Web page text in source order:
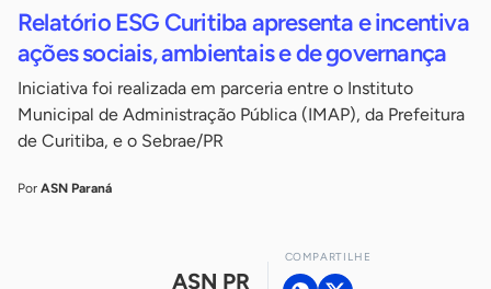
Notícias
Relatório ESG Curitiba apresenta e incentiva
ações sociais, ambientais e de governança
Iniciativa foi realizada em parceria entre o Instituto
Municipal de Administração Pública (IMAP), da Prefeitura
de Curitiba, e o Sebrae/PR
Por ASN Paraná
ASN PR
COMPARTILHE